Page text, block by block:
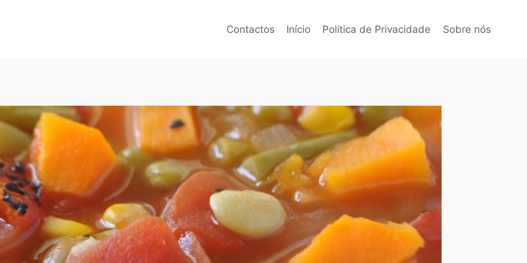
Contactos Início Política de Privacidade Sobre nós